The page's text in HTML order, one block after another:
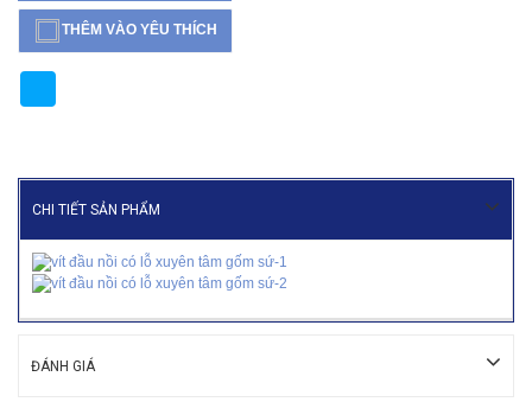
THÊM VÀO YÊU THÍCH
CHI TIẾT SẢN PHẨM
ĐÁNH GIÁ